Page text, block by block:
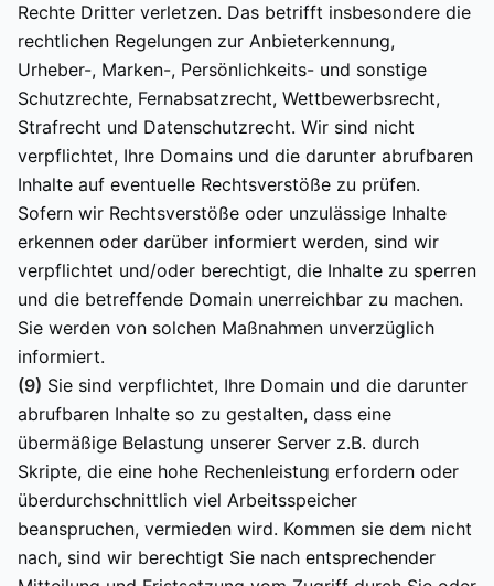
Rechte Dritter verletzen. Das betrifft insbesondere die
rechtlichen Regelungen zur Anbieterkennung,
Urheber-, Marken-, Persönlichkeits- und sonstige
Schutzrechte, Fernabsatzrecht, Wettbewerbsrecht,
Strafrecht und Datenschutzrecht. Wir sind nicht
verpflichtet, Ihre Domains und die darunter abrufbaren
Inhalte auf eventuelle Rechtsverstöße zu prüfen.
Sofern wir Rechtsverstöße oder unzulässige Inhalte
erkennen oder darüber informiert werden, sind wir
verpflichtet und/oder berechtigt, die Inhalte zu sperren
und die betreffende Domain unerreichbar zu machen.
Sie werden von solchen Maßnahmen unverzüglich
informiert.
(9) Sie sind verpflichtet, Ihre Domain und die darunter
abrufbaren Inhalte so zu gestalten, dass eine
übermäßige Belastung unserer Server z.B. durch
Skripte, die eine hohe Rechenleistung erfordern oder
überdurchschnittlich viel Arbeitsspeicher
beanspruchen, vermieden wird. Kommen sie dem nicht
nach, sind wir berechtigt Sie nach entsprechender